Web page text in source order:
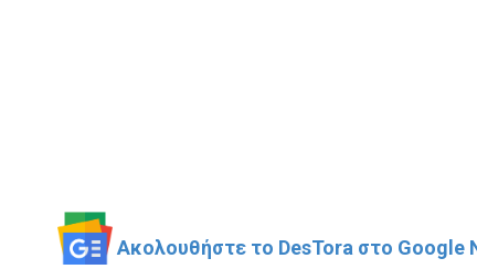
Ακολουθήστε το DesTora στο Google